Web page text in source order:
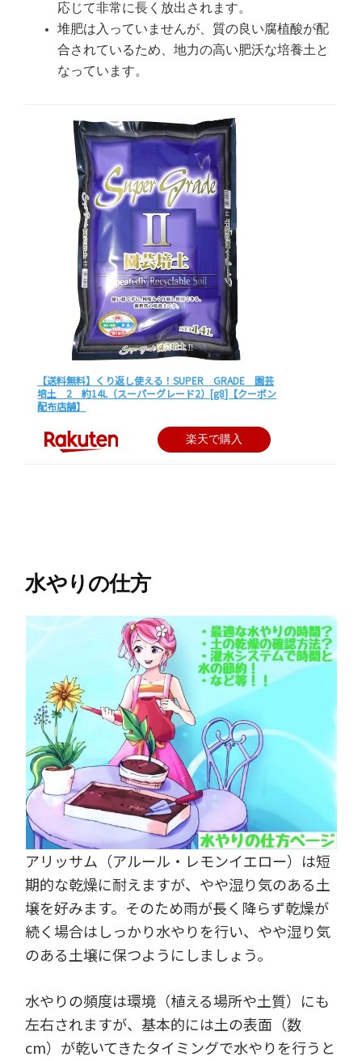
応じて非常に長く放出されます。
堆肥は入っていませんが、質の良い腐植酸が配
合されているため、地力の高い肥沃な培養土と
なっています。
【送料無料】くり返し使える！SUPER GRADE 園芸
培土 2 約14L（スーパーグレード2）[g8]【クーポン
配布店舗】
楽天で購入
水やりの仕方
アリッサム（アルール・レモンイエロー）は短
期的な乾燥に耐えますが、やや湿り気のある土
壌を好みます。そのため雨が長く降らず乾燥が
続く場合はしっかり水やりを行い、やや湿り気
のある土壌に保つようにしましょう。
水やりの頻度は環境（植える場所や土質）にも
左右されますが、基本的には土の表面（数
cm）が乾いてきたタイミングで水やりを行うと